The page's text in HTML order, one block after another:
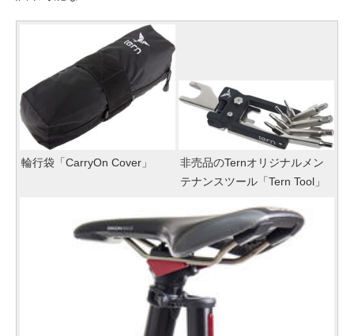
輪行袋「CarryOn Cover」
非売品のTernオリジナルメン
テナンスツール「Tern Tool」